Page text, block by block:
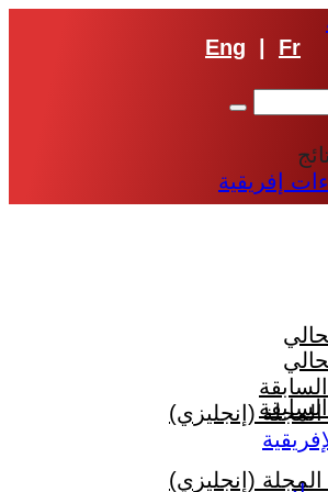
Eng Fr
(إنجليزي)
السابقة
(إنجليزي)